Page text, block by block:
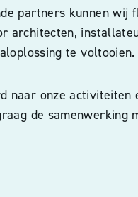
partners kunnen wij
architecten,
te voltooien.
naar onze
de samenwerking